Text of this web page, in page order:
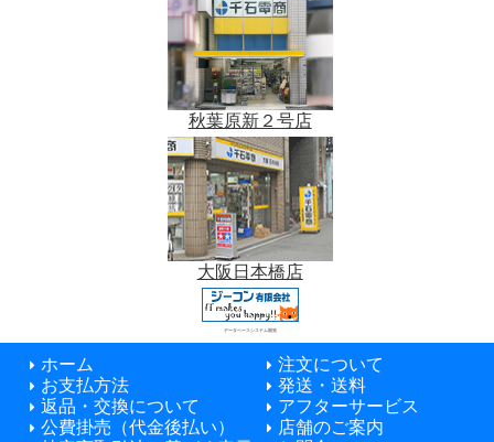
秋葉原新２号店
大阪日本橋店
データベースシステム開発
ホーム
注文について
お支払方法
発送・送料
返品・交換について
アフターサービス
公費掛売（代金後払い）
店舗のご案内